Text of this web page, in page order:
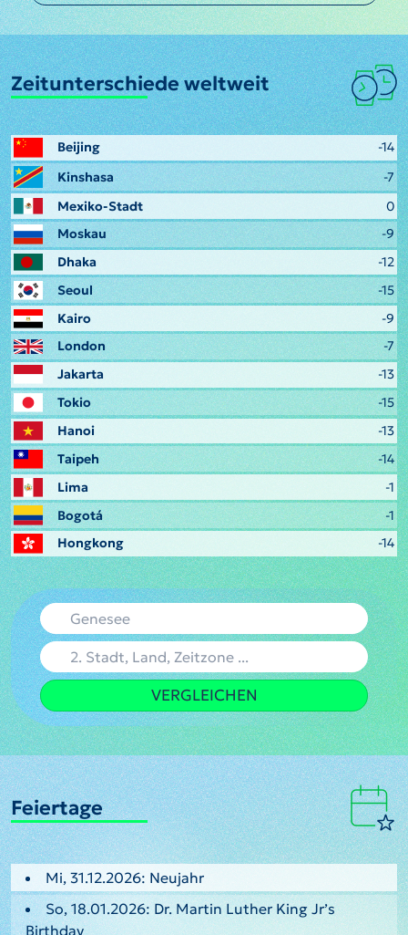
Zeitunterschiede weltweit
Beijing
-14
Kinshasa
-7
Mexiko-Stadt
0
Moskau
-9
Dhaka
-12
Seoul
-15
Kairo
-9
London
-7
Jakarta
-13
Tokio
-15
Hanoi
-13
Taipeh
-14
Lima
-1
Bogotá
-1
Hongkong
-14
VERGLEICHEN
Feiertage
Mi, 31.12.2026: Neujahr
So, 18.01.2026: Dr. Martin Luther King Jr’s
Birthday